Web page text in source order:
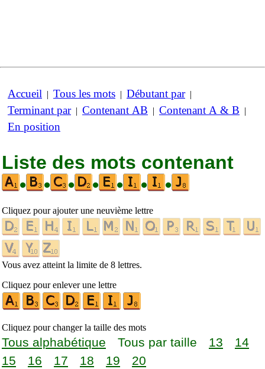
Accueil | Tous les mots | Débutant par|
Terminant par| Contenant AB | Contenant A & B |
En position
Liste des mots contenant
•
• • • • • •
Cliquez pour ajouter une neuvième lettre
Vous avez atteint la limite de 8 lettres.
Cliquez pour enlever une lettre
Cliquez pour changer la taille des mots
Tous alphabétique Tous par taille 13
14
15
16 17 18 19 20